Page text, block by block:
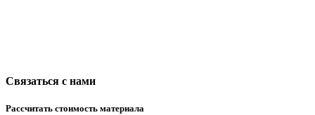
Связаться с нами
Рассчитать стоимость материала